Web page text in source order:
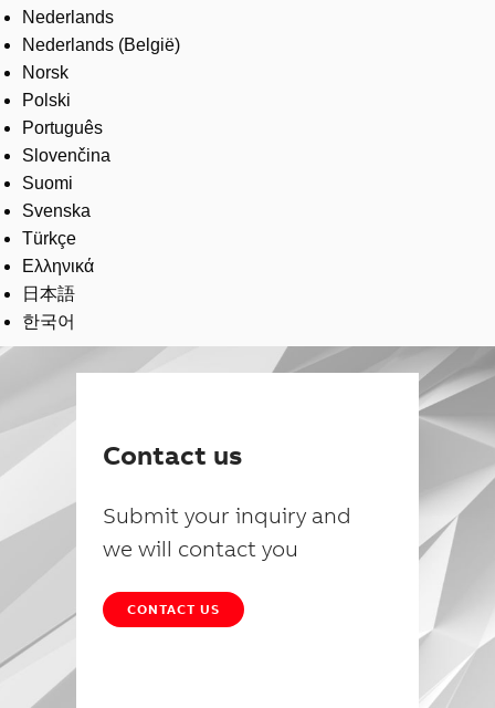
Nederlands
Nederlands (België)
Norsk
Polski
Português
Slovenčina
Suomi
Svenska
Türkçe
Ελληνικά
日本語
한국어
Contact us
Submit your inquiry and
we will contact you
CONTACT US